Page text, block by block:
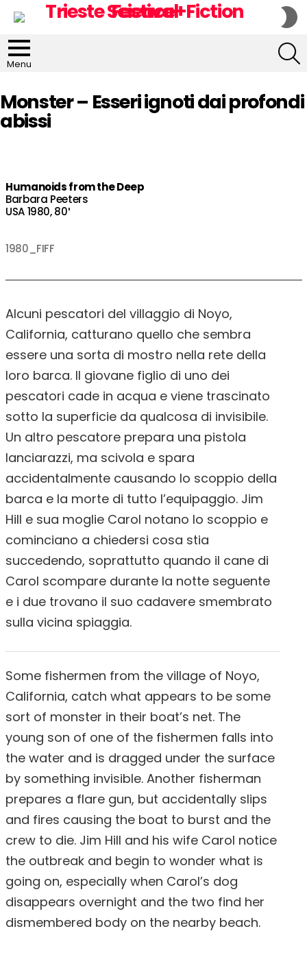
Menu
Monster – Esseri ignoti dai profondi
abissi
Humanoids from the Deep
Barbara Peeters
USA 1980, 80′
1980_FIFF
Alcuni pescatori del villaggio di Noyo,
California, catturano quello che sembra
essere una sorta di mostro nella rete della
loro barca. Il giovane figlio di uno dei
pescatori cade in acqua e viene trascinato
sotto la superficie da qualcosa di invisibile.
Un altro pescatore prepara una pistola
lanciarazzi, ma scivola e spara
accidentalmente causando lo scoppio della
barca e la morte di tutto l’equipaggio. Jim
Hill e sua moglie Carol notano lo scoppio e
cominciano a chiedersi cosa stia
succedendo, soprattutto quando il cane di
Carol scompare durante la notte seguente
e i due trovano il suo cadavere smembrato
sulla vicina spiaggia.
Some fishermen from the village of Noyo,
California, catch what appears to be some
sort of monster in their boat’s net. The
young son of one of the fishermen falls into
the water and is dragged under the surface
by something invisible. Another fisherman
prepares a flare gun, but accidentally slips
and fires causing the boat to burst and the
crew to die. Jim Hill and his wife Carol notice
the outbreak and begin to wonder what is
going on, especially when Carol’s dog
disappears overnight and the two find her
dismembered body on the nearby beach.